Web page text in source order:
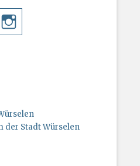
der Stadt Würselen